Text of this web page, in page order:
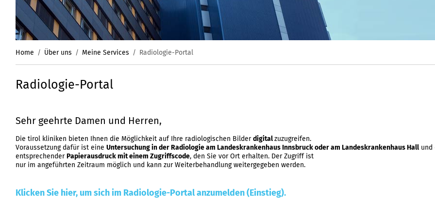
Home Über uns Meine Services Radiologie-Portal
Radiologie-Portal
Sehr geehrte Damen und Herren,
Die tirol kliniken bieten Ihnen die Möglichkeit auf Ihre radiologischen Bilderdigitalzuzugreifen.
Voraussetzung dafür ist eine Untersuchung in der Radiologie am Landeskrankenhaus Innsbruck oder am Landeskrankenhaus Hall und
entsprechenderPapierausdruck mit einem Zugriffscode, den Sie vor Ort erhalten. Der Zugriff ist
nur im angeführten Zeitraum möglich und kann zur Weiterbehandlung weitergegeben werden.
Klicken Sie hier, um sich im Radiologie-Portal anzumelden (Einstieg).